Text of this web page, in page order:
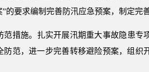
”的要求编制完善防汛应急预案，制定完
施。扎实开展汛期重大事故隐患专
防范，进一步完善转移避险预案，组